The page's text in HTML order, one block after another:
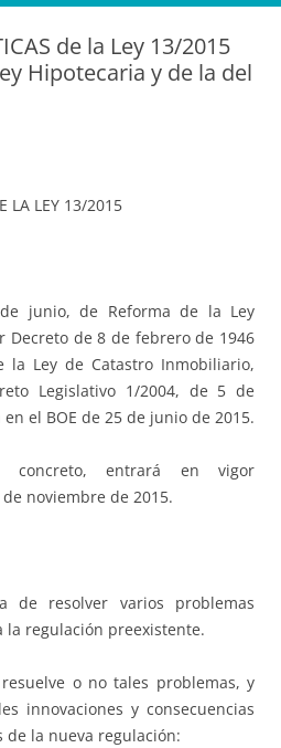
de la Ley 13/2015
Hipotecaria y de la del
LA LEY 13/2015
junio, de Reforma de la Ley
Decreto de 8 de febrero de 1946
Ley de Catastro Inmobiliario,
Legislativo 1/2004, de 5 de
el BOE de 25 de junio de 2015.
concreto, entrará en vigor
noviembre de 2015.
de resolver varios problemas
la regulación preexistente.
o no tales problemas, y
innovaciones y consecuencias
de la nueva regulación: